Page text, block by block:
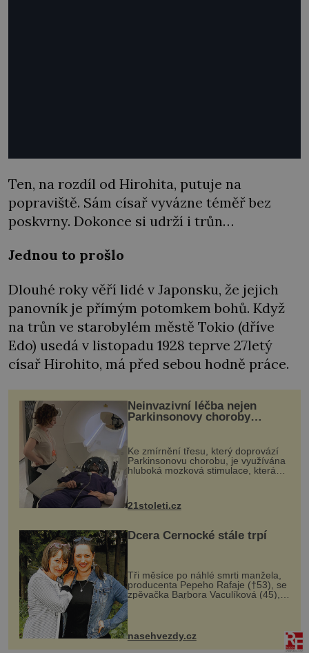
Ten, na rozdíl od Hirohita, putuje na
popraviště. Sám císař vyvázne téměř bez
poskvrny. Dokonce si udrží i trůn…
Jednou to prošlo
Dlouhé roky věří lidé v Japonsku, že jejich
panovník je přímým potomkem bohů. Když
na trůn ve starobylém městě Tokio (dříve
Edo) usedá v listopadu 1928 teprve 27letý
císař Hirohito, má před sebou hodně práce.
Neinvazivní léčba nejen
Parkinsonovy choroby
Ke zmírnění třesu, který doprovází
Parkinsonovu chorobu, je využívána
hluboká mozková stimulace, která
však vyžaduje vysoce invazivní
zákrok. Ultrazvuk zase není vhodný
k dostatečně přesnému zacílení ...
21stoleti.cz
Dcera Černocké stále trpí
Tři měsíce po náhlé smrti manžela,
producenta Pepeho Rafaje (†53), se
zpěvačka Barbora Vaculíková (45),
dcera Petry Černocké (75), poprvé
ozvala veřejnosti. Na sociální síti
sdílela, že se snaží fung...
nasehvezdy.cz